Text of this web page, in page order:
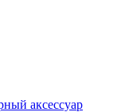
аксессуар